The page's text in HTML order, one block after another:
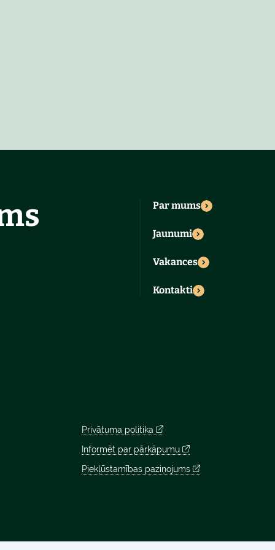
Par mums
Jaunumi
Vakances
Kontakti
Privātuma politika
Informēt par pārkāpumu
Piekļūstamības paziņojums